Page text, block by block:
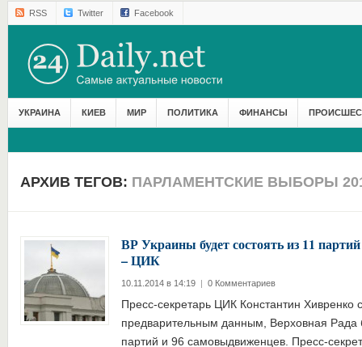
RSS Twitter Facebook
УКРАИНА КИЕВ МИР ПОЛИТИКА ФИНАНСЫ
АРХИВ ТЕГОВ: ПАРЛАМЕНТСКИЕ ВЫБОРЫ
ВР Украины будет состоять из 11
– ЦИК
10.11.2014 в 14:19 | 0 Комментариев
Пресс-секретарь ЦИК Константин Хивренко
предварительным данным, Верховная Рада
партий и 96 самовыдвиженцев. Пресс-